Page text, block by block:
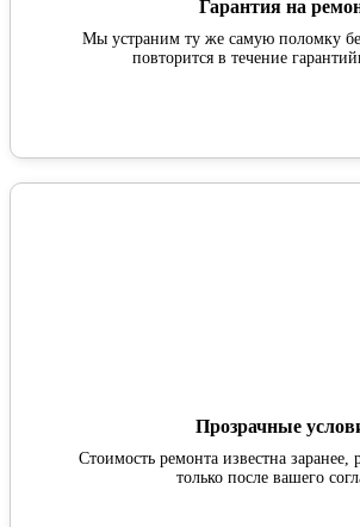
Гарантия на
Мы устраним ту же самую поломку
повторится в течение
Прозрачные
Стоимость ремонта известна заранее,
только после вашего